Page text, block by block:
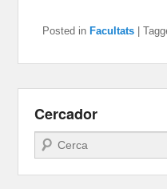
Posted in Facultats |
Cercador
Search